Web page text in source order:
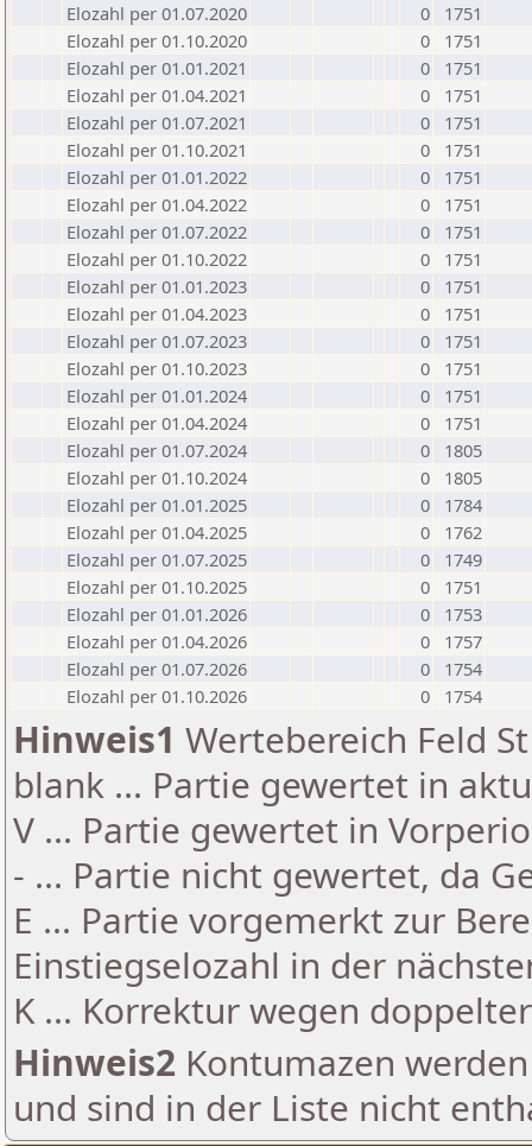
Elozahl per 01.07.2020
0
1751
Elozahl per 01.10.2020
0
1751
Elozahl per 01.01.2021
0
1751
Elozahl per 01.04.2021
0
1751
Elozahl per 01.07.2021
0
1751
Elozahl per 01.10.2021
0
1751
Elozahl per 01.01.2022
0
1751
Elozahl per 01.04.2022
0
1751
Elozahl per 01.07.2022
0
1751
Elozahl per 01.10.2022
0
1751
Elozahl per 01.01.2023
0
1751
Elozahl per 01.04.2023
0
1751
Elozahl per 01.07.2023
0
1751
Elozahl per 01.10.2023
0
1751
Elozahl per 01.01.2024
0
1751
Elozahl per 01.04.2024
0
1751
Elozahl per 01.07.2024
0
1805
Elozahl per 01.10.2024
0
1805
Elozahl per 01.01.2025
0
1784
Elozahl per 01.04.2025
0
1762
Elozahl per 01.07.2025
0
1749
Elozahl per 01.10.2025
0
1751
Elozahl per 01.01.2026
0
1753
Elozahl per 01.04.2026
0
1757
Elozahl per 01.07.2026
0
1754
Elozahl per 01.10.2026
0 1754
Hinweis1 Wertebereich Feld
blank ... Partie gewertet in
V ... Partie gewertet in
- ... Partie nicht gewertet, da
E ... Partie vorgemerkt zur
Einstiegselozahl in der
K ... Korrektur wegen
Hinweis2 Kontumazen
und sind in der Liste nicht